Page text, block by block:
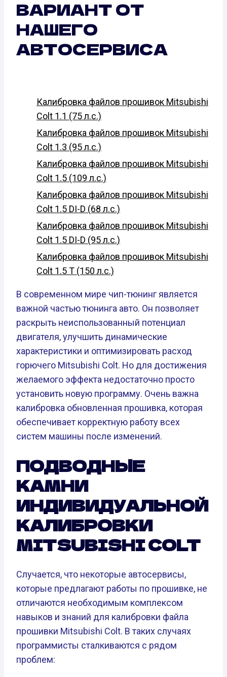
ВАРИАНТ ОТ
НАШЕГО
АВТОСЕРВИСА
Калибровка файлов прошивок Mitsubishi
Colt 1.1 (75 л.с.)
Калибровка файлов прошивок Mitsubishi
Colt 1.3 (95 л.с.)
Калибровка файлов прошивок Mitsubishi
Colt 1.5 (109 л.с.)
Калибровка файлов прошивок Mitsubishi
Colt 1.5 DI-D (68 л.с.)
Калибровка файлов прошивок Mitsubishi
Colt 1.5 DI-D (95 л.с.)
Калибровка файлов прошивок Mitsubishi
Colt 1.5 T (150 л.с.)
В современном мире чип-тюнинг является
важной частью тюнинга авто. Он позволяет
раскрыть неиспользованный потенциал
двигателя, улучшить динамические
характеристики и оптимизировать расход
горючего Mitsubishi Colt. Но для достижения
желаемого эффекта недостаточно просто
установить новую программу. Очень важна
калибровка обновленная прошивка, которая
обеспечивает корректную работу всех
систем машины после изменений.
ПОДВОДНЫЕ
КАМНИ
ИНДИВИДУАЛЬНОЙ
КАЛИБРОВКИ
MITSUBISHI COLT
Случается, что некоторые автосервисы,
которые предлагают работы по прошивке, не
отличаются необходимым комплексом
навыков и знаний для калибровки файла
прошивки Mitsubishi Colt. В таких случаях
программисты сталкиваются с рядом
проблем: